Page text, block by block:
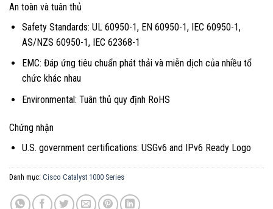
An toàn và tuân thủ
Safety Standards: UL 60950-1, EN 60950-1, IEC 60950-1,
AS/NZS 60950-1, IEC 62368-1
EMC: Đáp ứng tiêu chuẩn phát thải và miễn dịch của nhiều tổ
chức khác nhau
Environmental: Tuân thủ quy định RoHS
Chứng nhận
U.S. government certifications: USGv6 and IPv6 Ready Logo
Danh mục: Cisco Catalyst 1000 Series